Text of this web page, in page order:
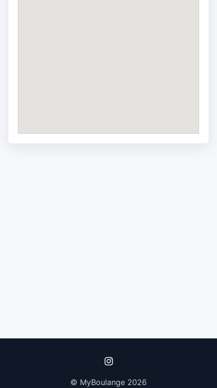
© MyBoulange 2026